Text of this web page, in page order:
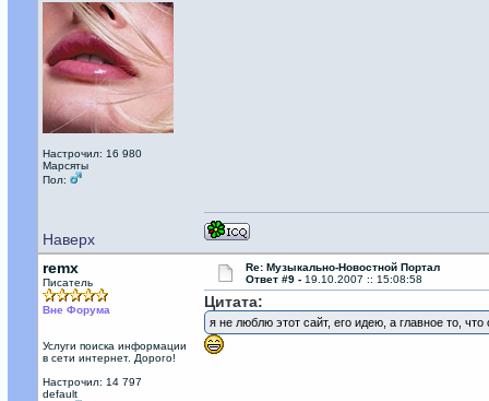
Настрочил: 16 980
Марсяты
Пол:
Наверх
remx
Писатель
Вне Форума
Услуги поиска информации
в сети интернет. Дорого!
Настрочил: 14 797
default
Re: Музыкально-Новостной Портал
Ответ #9 - 19.10.2007 :: 15:08:58
Цитата:
я не люблю этот сайт, его идею, а главное то, что